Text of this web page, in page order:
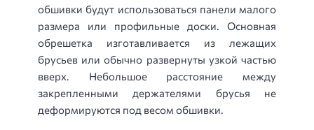
обшивки будут использоваться панели малого
размера или профильные доски. Основная
обрешетка изготавливается из лежащих
брусьев или обычно развернуты узкой частью
вверх. Небольшое расстояние между
закрепленными держателями брусья не
деформируются под весом обшивки.